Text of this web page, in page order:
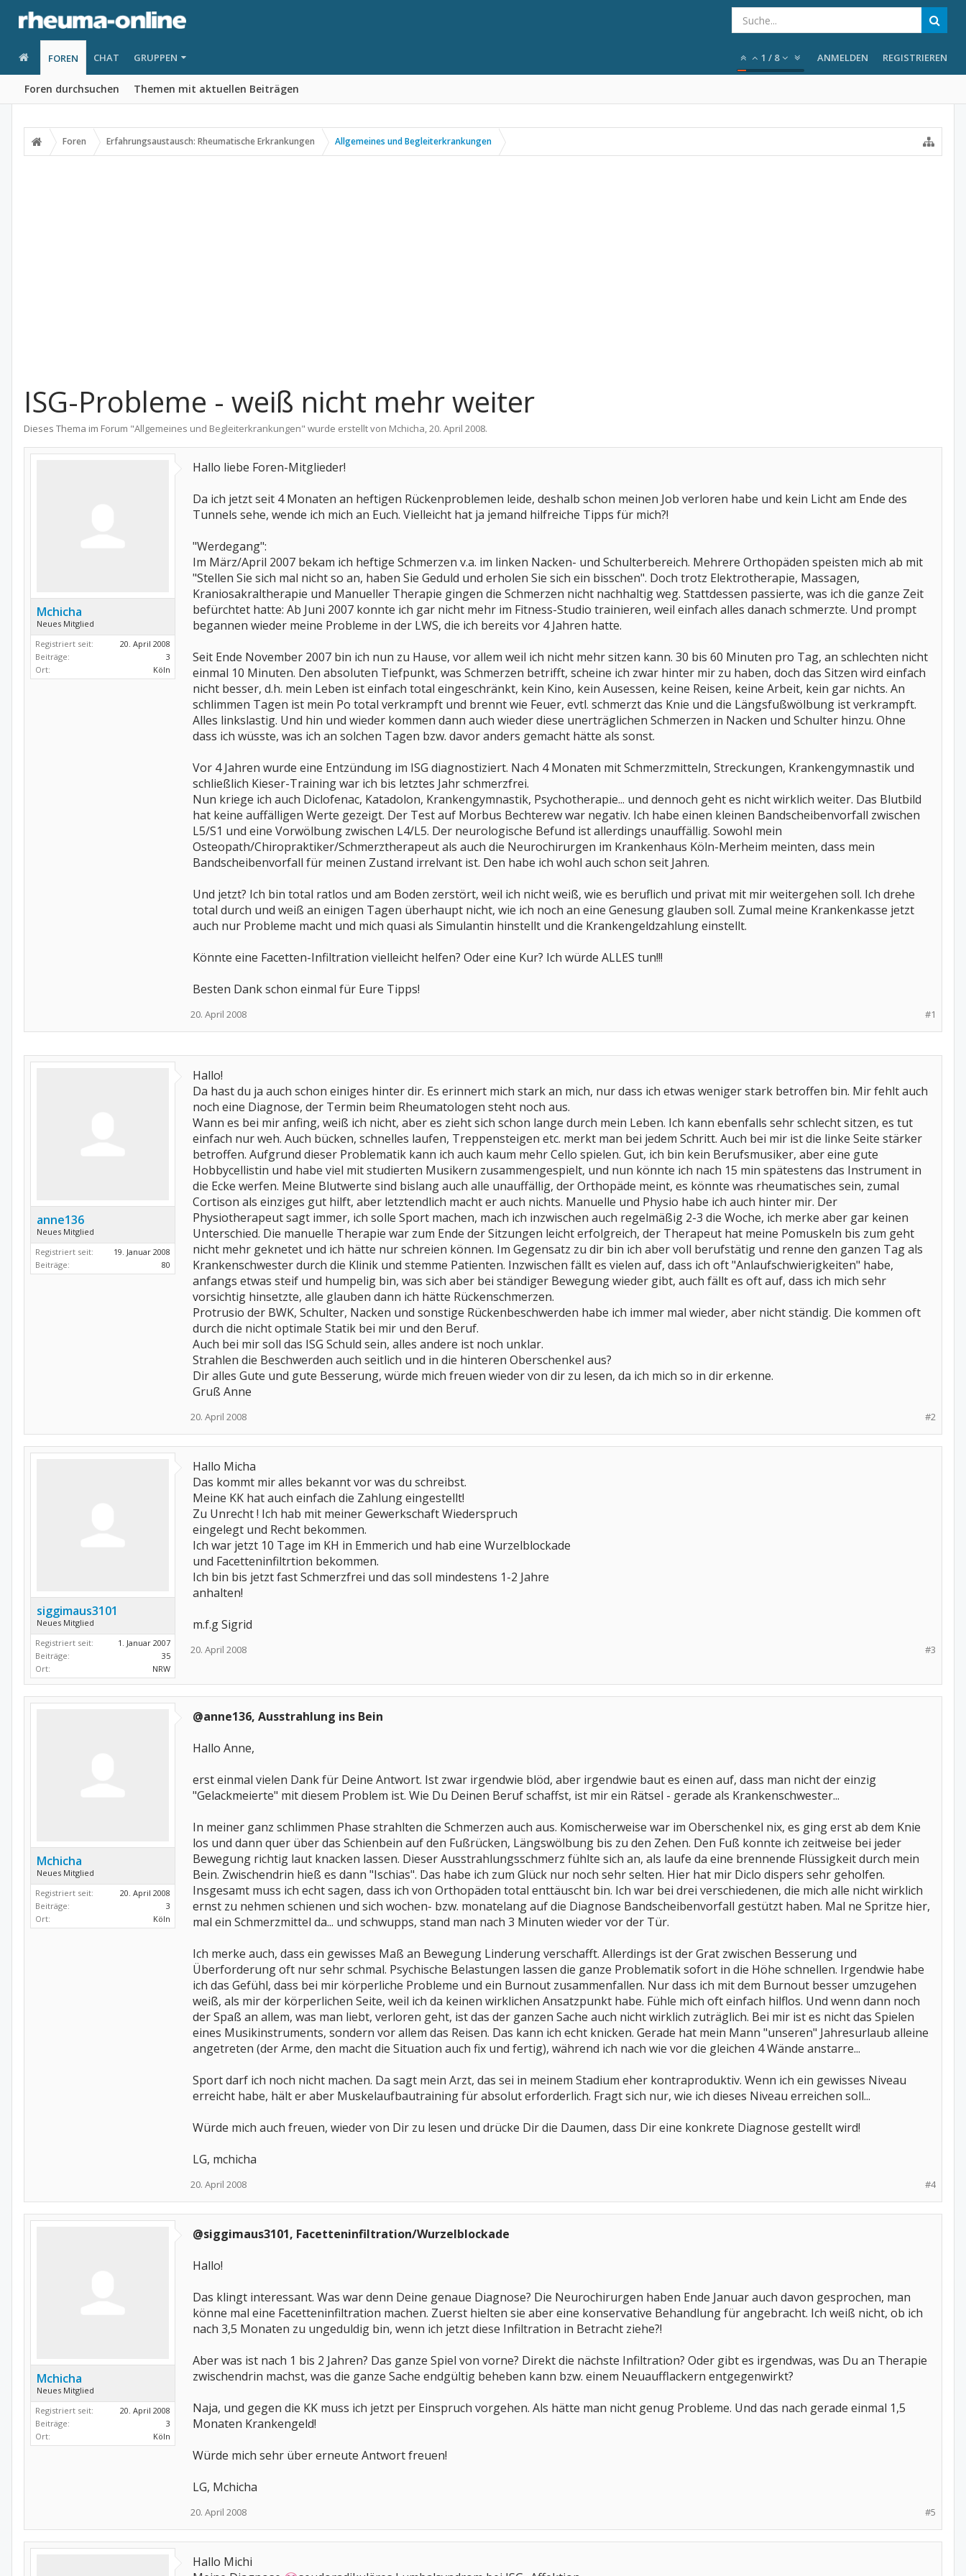
FOREN
Foren durchsuchen Themen mit aktuellen Beiträgen
CHAT GRUPPEN 1 / 8 ANMELDEN REGISTRIEREN
Foren Erfahrungsaustausch: Rheumatische Erkrankungen Allgemeines und Begleiterkrankungen
ISG-Probleme - weiß nicht mehr weiter
Dieses Thema im Forum "Allgemeines und Begleiterkrankungen" wurde erstellt von Mchicha,20. April 2008.
Mchicha
Neues Mitglied
Registriert seit:
20. April 2008
Beiträge:
3
Ort:
Köln
Hallo liebe Foren-Mitglieder!
Da ich jetzt seit 4 Monaten an heftigen Rückenproblemen leide, deshalb schon meinen Job verloren habe und kein Licht am Ende des
Tunnels sehe, wende ich mich an Euch. Vielleicht hat ja jemand hilfreiche Tipps für mich?!
"Werdegang":
Im März/April 2007 bekam ich heftige Schmerzen v.a. im linken Nacken- und Schulterbereich. Mehrere Orthopäden speisten mich ab mit
"Stellen Sie sich mal nicht so an, haben Sie Geduld und erholen Sie sich ein bisschen". Doch trotz Elektrotherapie, Massagen,
Kraniosakraltherapie und Manueller Therapie gingen die Schmerzen nicht nachhaltig weg. Stattdessen passierte, was ich die ganze Zeit
befürchtet hatte: Ab Juni 2007 konnte ich gar nicht mehr im Fitness-Studio trainieren, weil einfach alles danach schmerzte. Und prompt
begannen wieder meine Probleme in der LWS, die ich bereits vor 4 Jahren hatte.
Seit Ende November 2007 bin ich nun zu Hause, vor allem weil ich nicht mehr sitzen kann. 30 bis 60 Minuten pro Tag, an schlechten nicht
einmal 10 Minuten. Den absoluten Tiefpunkt, was Schmerzen betrifft, scheine ich zwar hinter mir zu haben, doch das Sitzen wird einfach
nicht besser, d.h. mein Leben ist einfach total eingeschränkt, kein Kino, kein Ausessen, keine Reisen, keine Arbeit, kein gar nichts. An
schlimmen Tagen ist mein Po total verkrampft und brennt wie Feuer, evtl. schmerzt das Knie und die Längsfußwölbung ist verkrampft.
Alles linkslastig. Und hin und wieder kommen dann auch wieder diese unerträglichen Schmerzen in Nacken und Schulter hinzu. Ohne
dass ich wüsste, was ich an solchen Tagen bzw. davor anders gemacht hätte als sonst.
Vor 4 Jahren wurde eine Entzündung im ISG diagnostiziert. Nach 4 Monaten mit Schmerzmitteln, Streckungen, Krankengymnastik und
schließlich Kieser-Training war ich bis letztes Jahr schmerzfrei.
Nun kriege ich auch Diclofenac, Katadolon, Krankengymnastik, Psychotherapie... und dennoch geht es nicht wirklich weiter. Das Blutbild
hat keine auffälligen Werte gezeigt. Der Test auf Morbus Bechterew war negativ. Ich habe einen kleinen Bandscheibenvorfall zwischen
L5/S1 und eine Vorwölbung zwischen L4/L5. Der neurologische Befund ist allerdings unauffällig. Sowohl mein
Osteopath/Chiropraktiker/Schmerztherapeut als auch die Neurochirurgen im Krankenhaus Köln-Merheim meinten, dass mein
Bandscheibenvorfall für meinen Zustand irrelvant ist. Den habe ich wohl auch schon seit Jahren.
Und jetzt? Ich bin total ratlos und am Boden zerstört, weil ich nicht weiß, wie es beruflich und privat mit mir weitergehen soll. Ich drehe
total durch und weiß an einigen Tagen überhaupt nicht, wie ich noch an eine Genesung glauben soll. Zumal meine Krankenkasse jetzt
auch nur Probleme macht und mich quasi als Simulantin hinstellt und die Krankengeldzahlung einstellt.
Könnte eine Facetten-Infiltration vielleicht helfen? Oder eine Kur? Ich würde ALLES tun!!!
Besten Dank schon einmal für Eure Tipps!
#1
20. April 2008
anne136
Neues Mitglied
Registriert seit:
19. Januar 2008
Beiträge:
80
Hallo!
Da hast du ja auch schon einiges hinter dir. Es erinnert mich stark an mich, nur dass ich etwas weniger stark betroffen bin. Mir fehlt auch
noch eine Diagnose, der Termin beim Rheumatologen steht noch aus.
Wann es bei mir anfing, weiß ich nicht, aber es zieht sich schon lange durch mein Leben. Ich kann ebenfalls sehr schlecht sitzen, es tut
einfach nur weh. Auch bücken, schnelles laufen, Treppensteigen etc. merkt man bei jedem Schritt. Auch bei mir ist die linke Seite stärker
betroffen. Aufgrund dieser Problematik kann ich auch kaum mehr Cello spielen. Gut, ich bin kein Berufsmusiker, aber eine gute
Hobbycellistin und habe viel mit studierten Musikern zusammengespielt, und nun könnte ich nach 15 min spätestens das Instrument in
die Ecke werfen. Meine Blutwerte sind bislang auch alle unauffällig, der Orthopäde meint, es könnte was rheumatisches sein, zumal
Cortison als einziges gut hilft, aber letztendlich macht er auch nichts. Manuelle und Physio habe ich auch hinter mir. Der
Physiotherapeut sagt immer, ich solle Sport machen, mach ich inzwischen auch regelmäßig 2-3 die Woche, ich merke aber gar keinen
Unterschied. Die manuelle Therapie war zum Ende der Sitzungen leicht erfolgreich, der Therapeut hat meine Pomuskeln bis zum geht
nicht mehr geknetet und ich hätte nur schreien können. Im Gegensatz zu dir bin ich aber voll berufstätig und renne den ganzen Tag als
Krankenschwester durch die Klinik und stemme Patienten. Inzwischen fällt es vielen auf, dass ich oft "Anlaufschwierigkeiten" habe,
anfangs etwas steif und humpelig bin, was sich aber bei ständiger Bewegung wieder gibt, auch fällt es oft auf, dass ich mich sehr
vorsichtig hinsetzte, alle glauben dann ich hätte Rückenschmerzen.
Protrusio der BWK, Schulter, Nacken und sonstige Rückenbeschwerden habe ich immer mal wieder, aber nicht ständig. Die kommen oft
durch die nicht optimale Statik bei mir und den Beruf.
Auch bei mir soll das ISG Schuld sein, alles andere ist noch unklar.
Strahlen die Beschwerden auch seitlich und in die hinteren Oberschenkel aus?
Dir alles Gute und gute Besserung, würde mich freuen wieder von dir zu lesen, da ich mich so in dir erkenne.
Gruß Anne
#2
20. April 2008
siggimaus3101
Neues Mitglied
Registriert seit:
1. Januar 2007
Beiträge:
35
Ort:
NRW
Hallo Micha
Das kommt mir alles bekannt vor was du schreibst.
Meine KK hat auch einfach die Zahlung eingestellt!
Zu Unrecht ! Ich hab mit meiner Gewerkschaft Wiederspruch
eingelegt und Recht bekommen.
Ich war jetzt 10 Tage im KH in Emmerich und hab eine Wurzelblockade
und Facetteninfiltrtion bekommen.
Ich bin bis jetzt fast Schmerzfrei und das soll mindestens 1-2 Jahre
anhalten!
m.f.g Sigrid
#3
20. April 2008
Mchicha
Neues Mitglied
Registriert seit:
20. April 2008
Beiträge:
3
Ort:
Köln
@anne136, Ausstrahlung ins Bein
Hallo Anne,
erst einmal vielen Dank für Deine Antwort. Ist zwar irgendwie blöd, aber irgendwie baut es einen auf, dass man nicht der einzig
"Gelackmeierte" mit diesem Problem ist. Wie Du Deinen Beruf schaffst, ist mir ein Rätsel - gerade als Krankenschwester...
In meiner ganz schlimmen Phase strahlten die Schmerzen auch aus. Komischerweise war im Oberschenkel nix, es ging erst ab dem Knie
los und dann quer über das Schienbein auf den Fußrücken, Längswölbung bis zu den Zehen. Den Fuß konnte ich zeitweise bei jeder
Bewegung richtig laut knacken lassen. Dieser Ausstrahlungsschmerz fühlte sich an, als laufe da eine brennende Flüssigkeit durch mein
Bein. Zwischendrin hieß es dann "Ischias". Das habe ich zum Glück nur noch sehr selten. Hier hat mir Diclo dispers sehr geholfen.
Insgesamt muss ich echt sagen, dass ich von Orthopäden total enttäuscht bin. Ich war bei drei verschiedenen, die mich alle nicht wirklich
ernst zu nehmen schienen und sich wochen- bzw. monatelang auf die Diagnose Bandscheibenvorfall gestützt haben. Mal ne Spritze hier,
mal ein Schmerzmittel da... und schwupps, stand man nach 3 Minuten wieder vor der Tür.
Ich merke auch, dass ein gewisses Maß an Bewegung Linderung verschafft. Allerdings ist der Grat zwischen Besserung und
Überforderung oft nur sehr schmal. Psychische Belastungen lassen die ganze Problematik sofort in die Höhe schnellen. Irgendwie habe
ich das Gefühl, dass bei mir körperliche Probleme und ein Burnout zusammenfallen. Nur dass ich mit dem Burnout besser umzugehen
weiß, als mir der körperlichen Seite, weil ich da keinen wirklichen Ansatzpunkt habe. Fühle mich oft einfach hilflos. Und wenn dann noch
der Spaß an allem, was man liebt, verloren geht, ist das der ganzen Sache auch nicht wirklich zuträglich. Bei mir ist es nicht das Spielen
eines Musikinstruments, sondern vor allem das Reisen. Das kann ich echt knicken. Gerade hat mein Mann "unseren" Jahresurlaub alleine
angetreten (der Arme, den macht die Situation auch fix und fertig), während ich nach wie vor die gleichen 4 Wände anstarre...
Sport darf ich noch nicht machen. Da sagt mein Arzt, das sei in meinem Stadium eher kontraproduktiv. Wenn ich ein gewisses Niveau
erreicht habe, hält er aber Muskelaufbautraining für absolut erforderlich. Fragt sich nur, wie ich dieses Niveau erreichen soll...
Würde mich auch freuen, wieder von Dir zu lesen und drücke Dir die Daumen, dass Dir eine konkrete Diagnose gestellt wird!
LG, mchicha
#4
20. April 2008
Mchicha
Neues Mitglied
Registriert seit:
20. April 2008
Beiträge:
3
Ort:
Köln
@siggimaus3101, Facetteninfiltration/Wurzelblockade
Hallo!
Das klingt interessant. Was war denn Deine genaue Diagnose? Die Neurochirurgen haben Ende Januar auch davon gesprochen, man
könne mal eine Facetteninfiltration machen. Zuerst hielten sie aber eine konservative Behandlung für angebracht. Ich weiß nicht, ob ich
nach 3,5 Monaten zu ungeduldig bin, wenn ich jetzt diese Infiltration in Betracht ziehe?!
Aber was ist nach 1 bis 2 Jahren? Das ganze Spiel von vorne? Direkt die nächste Infiltration? Oder gibt es irgendwas, was Du an Therapie
zwischendrin machst, was die ganze Sache endgültig beheben kann bzw. einem Neuaufflackern entgegenwirkt?
Naja, und gegen die KK muss ich jetzt per Einspruch vorgehen. Als hätte man nicht genug Probleme. Und das nach gerade einmal 1,5
Monaten Krankengeld!
Würde mich sehr über erneute Antwort freuen!
LG, Mchicha
#5
20. April 2008
Hallo Michi